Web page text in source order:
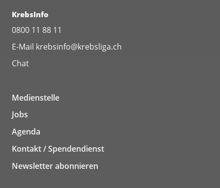
KrebsInfo
0800 11 88 11
E-Mail krebsinfo@krebsliga.ch
Chat
Medienstelle
Jobs
Agenda
Kontakt / Spendendienst
Newsletter abonnieren